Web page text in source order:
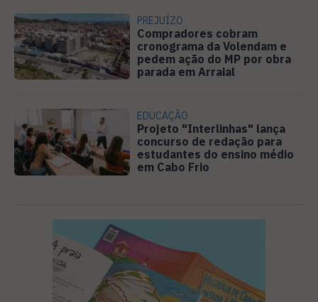
PREJUÍZO
Compradores cobram
cronograma da Volendam e
pedem ação do MP por obra
parada em Arraial
EDUCAÇÃO
Projeto "Interlinhas" lança
concurso de redação para
estudantes do ensino médio
em Cabo Frio